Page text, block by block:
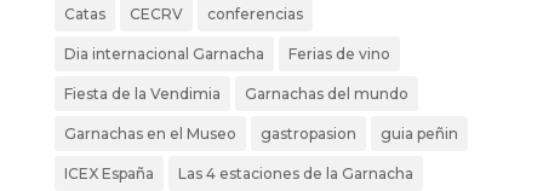
Catas CECRV conferencias
Dia internacional Garnacha Ferias de vino
Fiesta de la Vendimia Garnachas del mundo
Garnachas en el Museo gastropasion guia peñin
ICEX España Las 4 estaciones de la Garnacha